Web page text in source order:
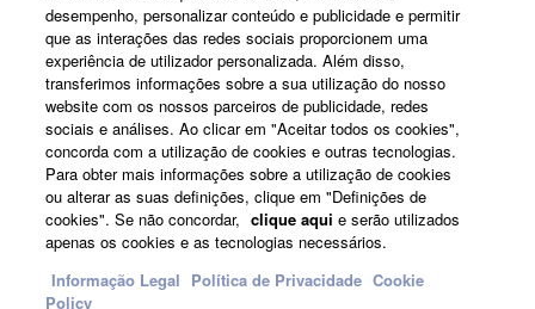
Sobre a Yamaha
Portugal - Portuguese
Negócio
desempenho, personalizar conteúdo e publicidade e permitir
que as interações das redes sociais proporcionem uma
experiência de utilizador personalizada. Além disso,
transferimos informações sobre a sua utilização do nosso
website com os nossos parceiros de publicidade, redes
sociais e análises. Ao clicar em "Aceitar todos os cookies",
concorda com a utilização de cookies e outras tecnologias.
Para obter mais informações sobre a utilização de cookies
ou alterar as suas definições, clique em "Definições de
cookies". Se não concordar, clique aqui e serão utilizados
apenas os cookies e as tecnologias necessários.
Informação Legal Política de Privacidade Cookie
Policy